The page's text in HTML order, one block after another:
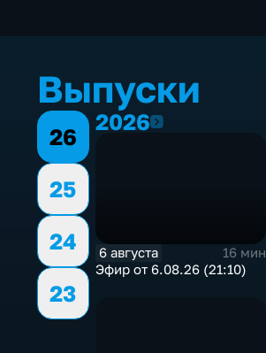
Выпуски
26
25
24
23
20262026
6 августа
16 мин
Эфир от 6.08.26 (21:10)